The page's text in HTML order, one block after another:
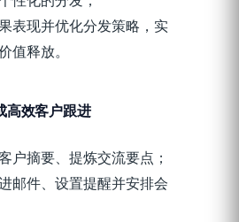
表现并优化分发策略，实
值释放。
高效客户跟进
户摘要、提炼交流要点；
邮件、设置提醒并安排会